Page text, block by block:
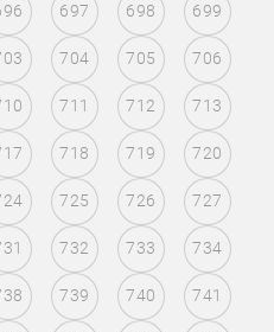
697 698 699
704 705 706
711 712 713
718 719 720
725 726 727
732 733 734
739 740 741